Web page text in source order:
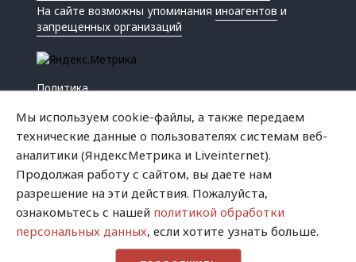
На сайте возможны упоминанияиноагентов и
запрещенных организаций
Политика
Криминал
Успех
Хватит это терпеть
Мы используем cookie-файлы, а также передаем
технические данные о пользователях системам веб-
аналитики (ЯндексМетрика и Liveinternet).
Продолжая работу с сайтом, вы даете нам
разрешение на эти действия. Пожалуйста,
ознакомьтесь с нашей политикой обработки
персональных данных, если хотите узнать больше.